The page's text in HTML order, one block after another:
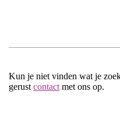
Kun je niet vinden wat je
gerust contact met ons op.